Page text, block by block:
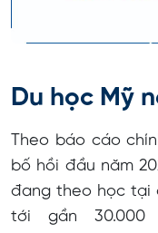
Du học Mỹ
Theo báo cáo
bố hồi đầu năm
đang theo học tại
tới gần 30.000